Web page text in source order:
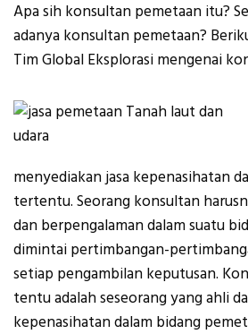
Apa sih konsultan pemetaan itu?
adanya konsultan pemetaan?
Tim Global Eksplorasi mengenai
menyediakan jasa kepenasihatan
tertentu. Seorang konsultan
dan berpengalaman dalam suatu
dimintai pertimbangan-
setiap pengambilan keputusan.
tentu adalah seseorang yang ahli
kepenasihatan dalam bidang